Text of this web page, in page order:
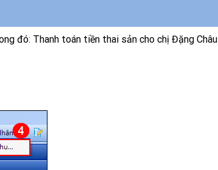
đó: Thanh toán tiền thai sản cho chị Đặng Châu